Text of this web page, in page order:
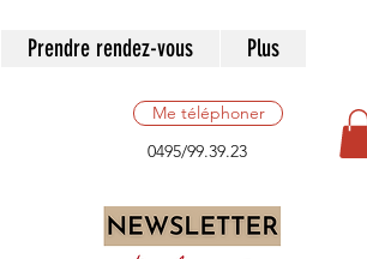
Prendre rendez-vous Plus
Me téléphoner
0495/99.39.23